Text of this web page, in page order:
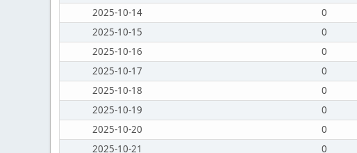
2025-10-14
0
2025-10-15
0
2025-10-16
0
2025-10-17
0
2025-10-18
0
2025-10-19
0
2025-10-20
0
2025-10-21
0